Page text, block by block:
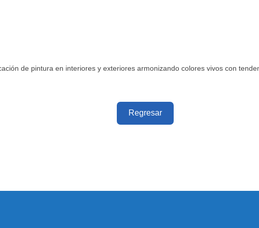
de pintura en interiores y exteriores armonizando colores vivos con
Regresar